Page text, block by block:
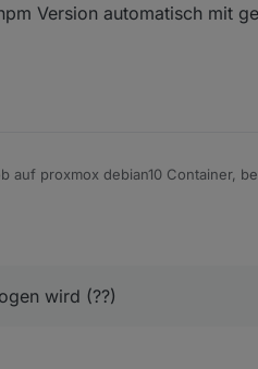
Version automatisch mit
auf proxmox debian10 Container,
iob hat jetzt node-js 20.13.1, aber
automatisch mit gezogen wird
wird (??)